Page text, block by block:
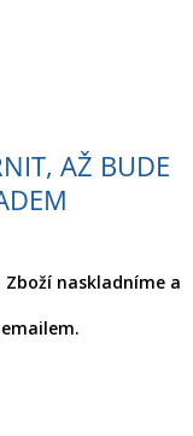
AŽ BUDE
Zboží naskladníme a